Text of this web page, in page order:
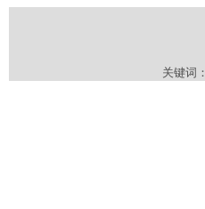
关键词：